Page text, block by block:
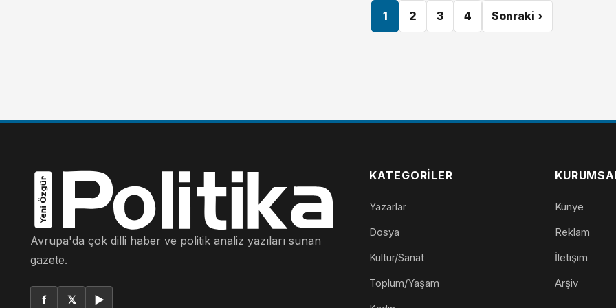
1 2 3 4 Sonraki ›
Avrupa'da çok dilli haber ve politik analiz yazıları sunan
gazete.
f 𝕏 ▶
KATEGORILER
Yazarlar
Dosya
Kültür/Sanat
Toplum/Yaşam
Künye
Reklam
İletişim
Arşiv